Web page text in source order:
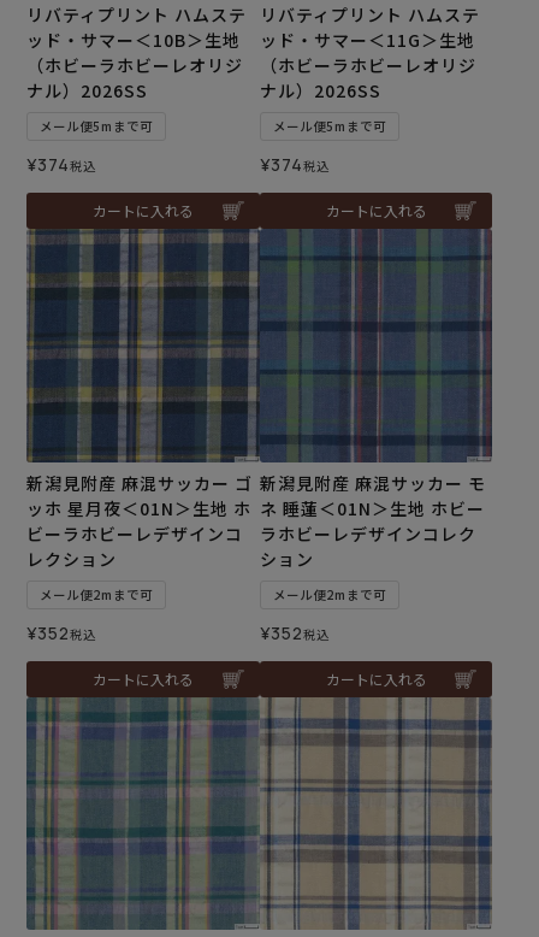
リバティプリント ハムステ
ッド・サマー＜10B＞生地
（ホビーラホビーレオリジ
ナル）2026SS
メール便5mまで可
¥374税込
カートに入れる
リバティプリント ハムステ
ッド・サマー＜11G＞生地
（ホビーラホビーレオリジ
ナル）2026SS
メール便5mまで可
¥374税込
カートに入れる
新潟見附産 麻混サッカー ゴ
ッホ 星月夜＜01N＞生地 ホ
ビーラホビーレデザインコ
レクション
メール便2mまで可
¥352税込
カートに入れる
新潟見附産 麻混サッカー モ
ネ 睡蓮＜01N＞生地 ホビー
ラホビーレデザインコレク
ション
メール便2mまで可
¥352税込
カートに入れる